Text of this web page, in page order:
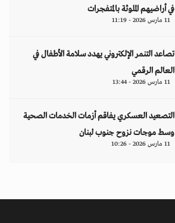
في أراضيهم الملوثة بالمتفجرات
11 مارس 2026 - 11:19
تصاعد التنمر الإلكتروني يهدد سلامة الأطفال في
العالم الرقمي
11 مارس 2026 - 13:44
التصعيد العسكري يفاقم أزمات الخدمات الصحية
وسط موجات نزوح جنوب لبنان
11 مارس 2026 - 10:26